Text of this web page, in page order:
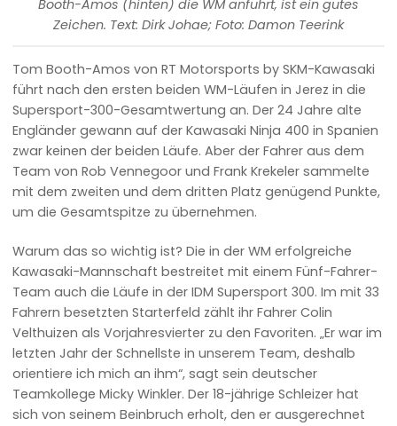
Booth-Amos (hinten) die WM anführt, ist ein gutes
Zeichen. Text: Dirk Johae; Foto: Damon Teerink
Tom Booth-Amos von RT Motorsports by SKM-Kawasaki
führt nach den ersten beiden WM-Läufen in Jerez in die
Supersport-300-Gesamtwertung an. Der 24 Jahre alte
Engländer gewann auf der Kawasaki Ninja 400 in Spanien
zwar keinen der beiden Läufe. Aber der Fahrer aus dem
Team von Rob Vennegoor und Frank Krekeler sammelte
mit dem zweiten und dem dritten Platz genügend Punkte,
um die Gesamtspitze zu übernehmen.
Warum das so wichtig ist? Die in der WM erfolgreiche
Kawasaki-Mannschaft bestreitet mit einem Fünf-Fahrer-
Team auch die Läufe in der IDM Supersport 300. Im mit 33
Fahrern besetzten Starterfeld zählt ihr Fahrer Colin
Velthuizen als Vorjahresvierter zu den Favoriten. „Er war im
letzten Jahr der Schnellste in unserem Team, deshalb
orientiere ich mich an ihm“, sagt sein deutscher
Teamkollege Micky Winkler. Der 18-jährige Schleizer hat
sich von seinem Beinbruch erholt, den er ausgerechnet